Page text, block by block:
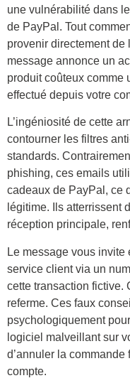
une vulnérabilité dans
de PayPal. Tout
provenir directement de
message annonce un
produit coûteux comme
effectué depuis votre
L’ingéniosité de cette
contourner les filtres
standards.
phishing, ces emails
cadeaux de PayPal, ce
légitime. Ils atterrissent
réception principale,
Le message vous invite
service client via un
cette transaction fictive.
referme. Ces faux
psychologiquement
logiciel malveillant sur
d’annuler la
compte.